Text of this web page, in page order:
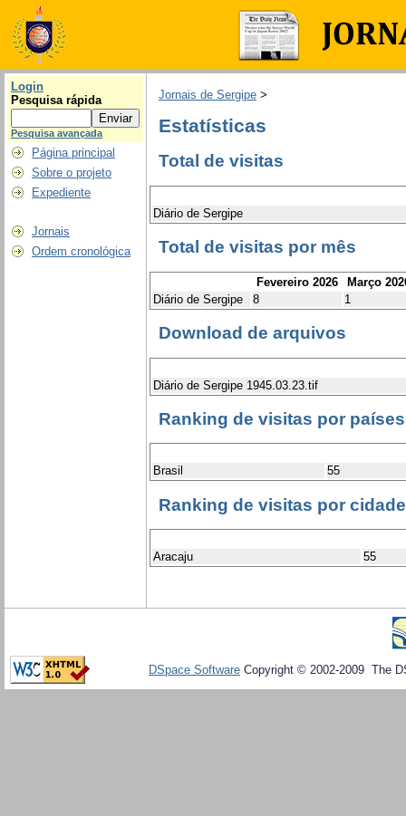
Login
Pesquisa rápida
Pesquisa avançada
Página principal
Sobre o projeto
Expediente
Jornais
Ordem cronológica
Jornais de Sergipe >
Estatísticas
Total de visitas
Diário de Sergipe
Total de visitas por mês
Fevereiro 2026
Março
Diário de Sergipe
8 1
Download de arquivos
Diário de Sergipe 1945.03.23.tif
Ranking de visitas por países
Brasil 55
Ranking de visitas por
Aracaju 55
DSpace Software Copyright © 2002-2009 The